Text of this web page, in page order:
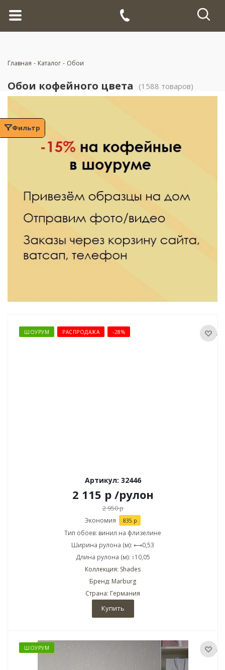
Главная - Каталог - Обои
Обои кофейного цвета (1588 товаров)
Фильтр
ШОУРУМ РАСПРОДАЖА -28%
Артикул: 32446
2 115 р /рулон
2 950р
Экономия 835 р
Тип обоев: винил на флизелине
Ширина рулона (м): ⟷0,53
Длина рулона (м): ↕10,05
Коллекция: Shades
Бренд: Marburg
Страна: Германия
Купить
ШОУРУМ